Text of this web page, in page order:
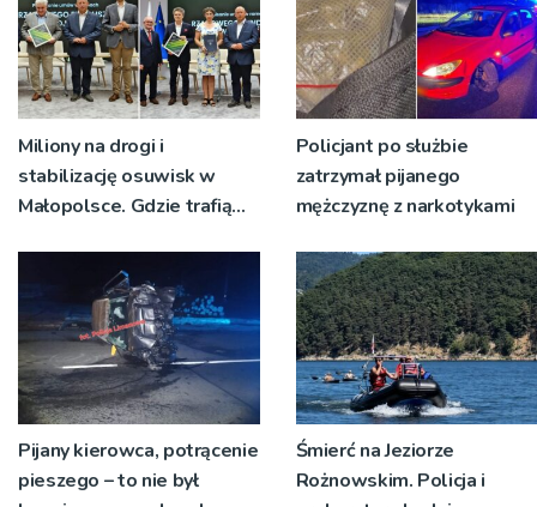
Miliony na drogi i
stabilizację osuwisk w
Małopolsce. Gdzie trafią
Policjant po służbie
zatrzymał pijanego
mężczyznę z narkotykami
Pijany kierowca, potrącenie
pieszego – to nie był
Śmierć na Jeziorze
Rożnowskim. Policja i